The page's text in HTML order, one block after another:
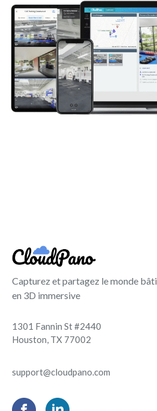
Capturez et partagez le monde bâti
en 3D immersive
1301 Fannin St #2440
Houston, TX 77002
support@cloudpano.com